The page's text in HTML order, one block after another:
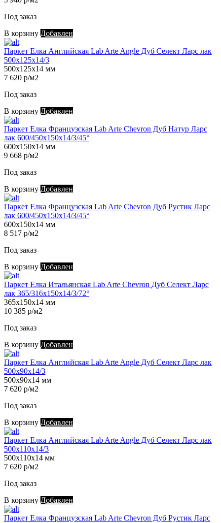
Под заказ
В корзину Добавлен
Паркет Елка Английская Lab Arte Angle Дуб Селект Ларс лак
500х125х14/3
500х125х14 мм
7 620 р/м2
Под заказ
В корзину Добавлен
Паркет Елка Французская Lab Arte Chevron Дуб Натур Ларс
лак 600/450х150х14/3/45°
600х150х14 мм
9 668 р/м2
Под заказ
В корзину Добавлен
Паркет Елка Французская Lab Arte Chevron Дуб Рустик Ларс
лак 600/450х150х14/3/45°
600х150х14 мм
8 517 р/м2
Под заказ
В корзину Добавлен
Паркет Елка Итальянская Lab Arte Chevron Дуб Селект Ларс
лак 365/316х150х14/3/72°
365х150х14 мм
10 385 р/м2
Под заказ
В корзину Добавлен
Паркет Елка Английская Lab Arte Angle Дуб Селект Ларс лак
500х90х14/3
500х90х14 мм
7 620 р/м2
Под заказ
В корзину Добавлен
Паркет Елка Английская Lab Arte Angle Дуб Селект Ларс лак
500х110х14/3
500х110х14 мм
7 620 р/м2
Под заказ
В корзину Добавлен
Паркет Елка Французская Lab Arte Chevron Дуб Рустик Ларс